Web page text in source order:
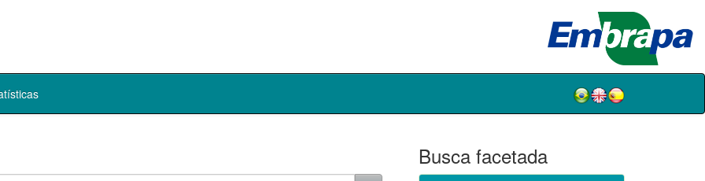
Busca facetada